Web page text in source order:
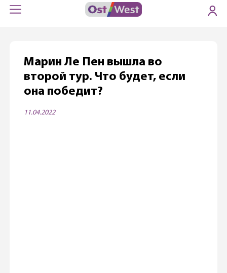
Марин Ле Пен вышла во
второй тур. Что будет, если
она победит?
11.04.2022